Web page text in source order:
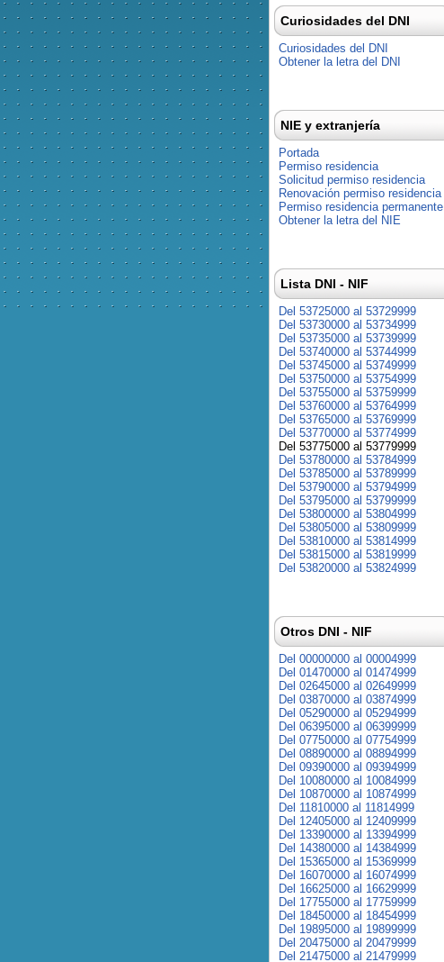
Curiosidades del DNI
Curiosidades del DNI
Obtener la letra del DNI
NIE y extranjería
Portada
Permiso residencia
Solicitud permiso residencia
Renovación permiso residencia
Permiso residencia permanente
Obtener la letra del NIE
Lista DNI - NIF
Del 53725000 al 53729999
Del 53730000 al 53734999
Del 53735000 al 53739999
Del 53740000 al 53744999
Del 53745000 al 53749999
Del 53750000 al 53754999
Del 53755000 al 53759999
Del 53760000 al 53764999
Del 53765000 al 53769999
Del 53770000 al 53774999
Del 53775000 al 53779999
Del 53780000 al 53784999
Del 53785000 al 53789999
Del 53790000 al 53794999
Del 53795000 al 53799999
Del 53800000 al 53804999
Del 53805000 al 53809999
Del 53810000 al 53814999
Del 53815000 al 53819999
Del 53820000 al 53824999
Otros DNI - NIF
Del 00000000 al 00004999
Del 01470000 al 01474999
Del 02645000 al 02649999
Del 03870000 al 03874999
Del 05290000 al 05294999
Del 06395000 al 06399999
Del 07750000 al 07754999
Del 08890000 al 08894999
Del 09390000 al 09394999
Del 10080000 al 10084999
Del 10870000 al 10874999
Del 11810000 al 11814999
Del 12405000 al 12409999
Del 13390000 al 13394999
Del 14380000 al 14384999
Del 15365000 al 15369999
Del 16070000 al 16074999
Del 16625000 al 16629999
Del 17755000 al 17759999
Del 18450000 al 18454999
Del 19895000 al 19899999
Del 20475000 al 20479999
Del 21475000 al 21479999